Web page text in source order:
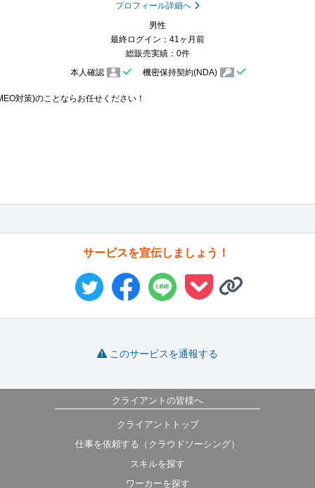
プロフィール詳細へ
男性
最終ログイン：41ヶ月前
総販売実績：0件
本人確認
機密保持契約(NDA)
対策)のことならお任せください！
サービスを宣伝しましょう！
このサービスを通報する
クライアントの皆様へ
クライアントトップ
仕事を依頼する（クラウドソーシング）
スキルを探す
ワーカーを探す